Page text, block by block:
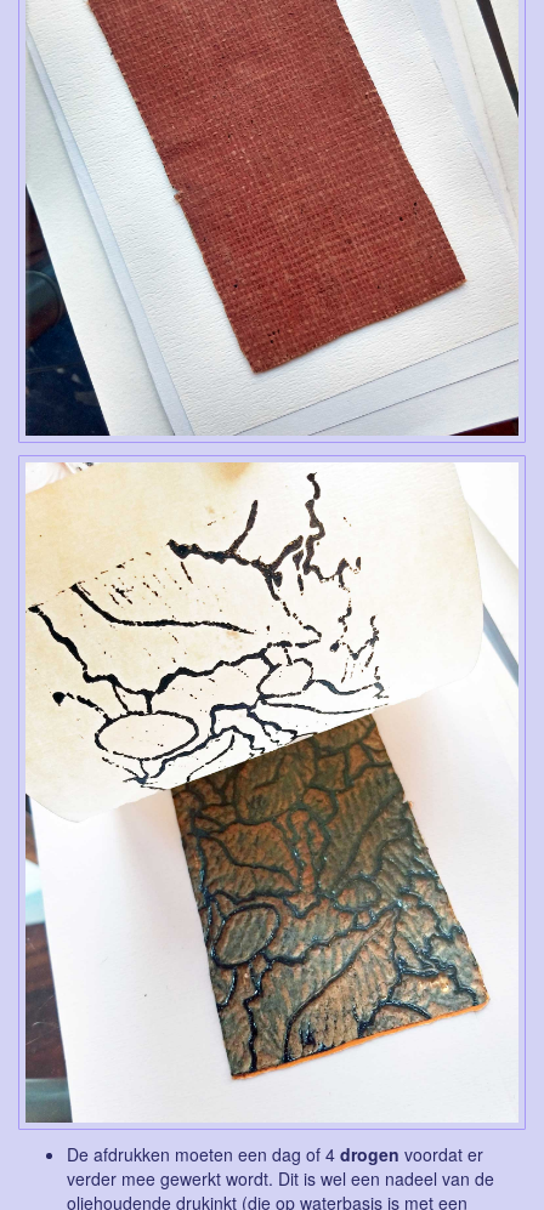
De afdrukken moeten een dag of 4 drogen voordat er
verder mee gewerkt wordt. Dit is wel een nadeel van de
oliehoudende drukinkt (die op waterbasis is met een